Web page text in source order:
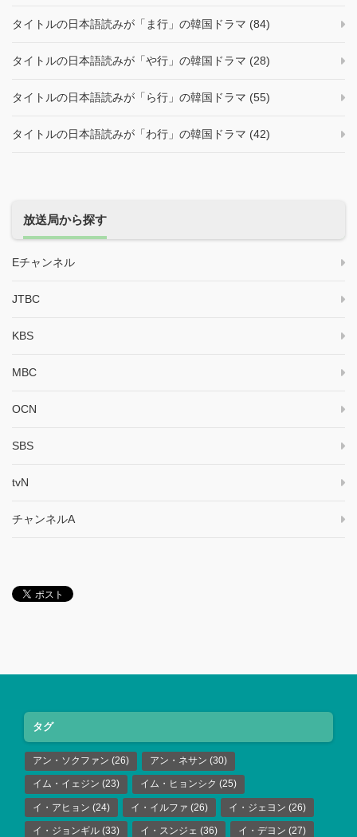
タイトルの日本語読みが「ま行」の韓国ドラマ (84)
タイトルの日本語読みが「や行」の韓国ドラマ (28)
タイトルの日本語読みが「ら行」の韓国ドラマ (55)
タイトルの日本語読みが「わ行」の韓国ドラマ (42)
放送局から探す
Eチャンネル
JTBC
KBS
MBC
OCN
SBS
tvN
チャンネルA
タグ
アン・ソクファン (26) アン・ネサン (30)
イム・イェジン (23) イム・ヒョンシク (25)
イ・アヒョン (24) イ・イルファ (26) イ・ジェヨン (26)
イ・ジョンギル (33) イ・スンジェ (36) イ・デヨン (27)